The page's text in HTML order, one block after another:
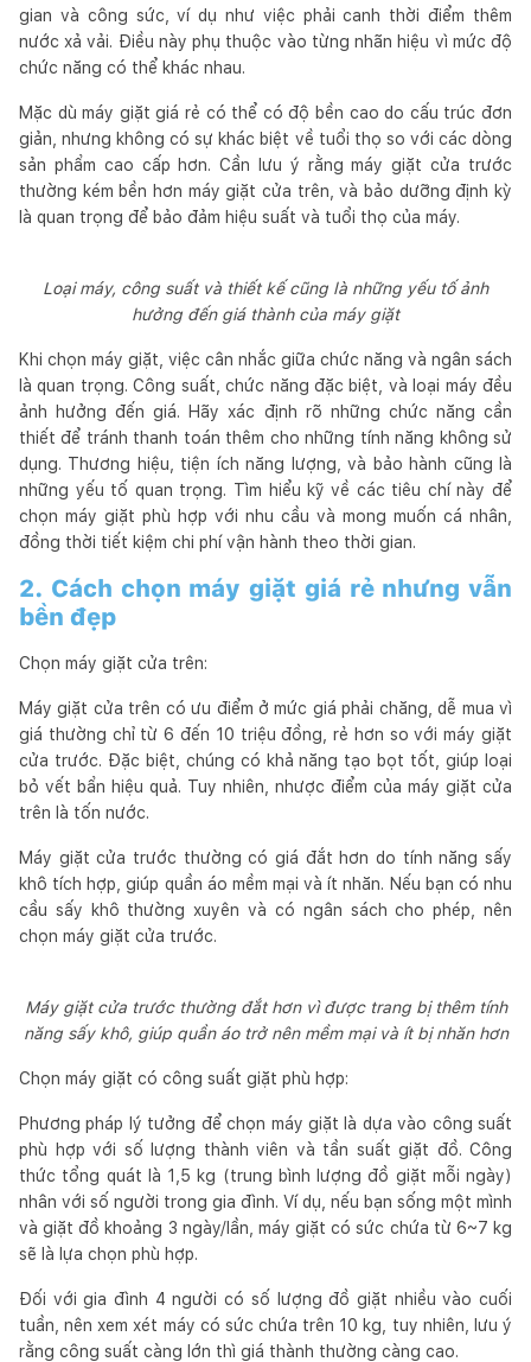
gian và công sức, ví dụ như việc phải canh thời điểm thêm
nước xả vải. Điều này phụ thuộc vào từng nhãn hiệu vì mức độ
chức năng có thể khác nhau.
Mặc dù máy giặt giá rẻ có thể có độ bền cao do cấu trúc đơn
giản, nhưng không có sự khác biệt về tuổi thọ so với các dòng
sản phẩm cao cấp hơn. Cần lưu ý rằng máy giặt cửa trước
thường kém bền hơn máy giặt cửa trên, và bảo dưỡng định kỳ
là quan trọng để bảo đảm hiệu suất và tuổi thọ của máy.
Loại máy, công suất và thiết kế cũng là những yếu tố ảnh
hưởng đến giá thành của máy giặt
Khi chọn máy giặt, việc cân nhắc giữa chức năng và ngân sách
là quan trọng. Công suất, chức năng đặc biệt, và loại máy đều
ảnh hưởng đến giá. Hãy xác định rõ những chức năng cần
thiết để tránh thanh toán thêm cho những tính năng không sử
dụng. Thương hiệu, tiện ích năng lượng, và bảo hành cũng là
những yếu tố quan trọng. Tìm hiểu kỹ về các tiêu chí này để
chọn máy giặt phù hợp với nhu cầu và mong muốn cá nhân,
đồng thời tiết kiệm chi phí vận hành theo thời gian.
2. Cách chọn máy giặt giá rẻ nhưng vẫn
bền đẹp
Chọn máy giặt cửa trên:
Máy giặt cửa trên có ưu điểm ở mức giá phải chăng, dễ mua vì
giá thường chỉ từ 6 đến 10 triệu đồng, rẻ hơn so với máy giặt
cửa trước. Đặc biệt, chúng có khả năng tạo bọt tốt, giúp loại
bỏ vết bẩn hiệu quả. Tuy nhiên, nhược điểm của máy giặt cửa
trên là tốn nước.
Máy giặt cửa trước thường có giá đắt hơn do tính năng sấy
khô tích hợp, giúp quần áo mềm mại và ít nhăn. Nếu bạn có nhu
cầu sấy khô thường xuyên và có ngân sách cho phép, nên
chọn máy giặt cửa trước.
Máy giặt cửa trước thường đắt hơn vì được trang bị thêm tính
năng sấy khô, giúp quần áo trở nên mềm mại và ít bị nhăn hơn
Chọn máy giặt có công suất giặt phù hợp:
Phương pháp lý tưởng để chọn máy giặt là dựa vào công suất
phù hợp với số lượng thành viên và tần suất giặt đồ. Công
thức tổng quát là 1,5 kg (trung bình lượng đồ giặt mỗi ngày)
nhân với số người trong gia đình. Ví dụ, nếu bạn sống một mình
và giặt đồ khoảng 3 ngày/lần, máy giặt có sức chứa từ 6~7 kg
sẽ là lựa chọn phù hợp.
Đối với gia đình 4 người có số lượng đồ giặt nhiều vào cuối
tuần, nên xem xét máy có sức chứa trên 10 kg, tuy nhiên, lưu ý
rằng công suất càng lớn thì giá thành thường càng cao.